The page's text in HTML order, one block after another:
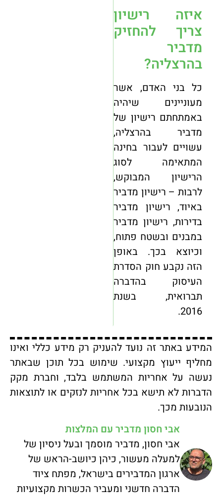
איזה רישיון
צריך להחזיק
מדביר
בהרצליה?
כל בני האדם, אשר
מעוניינים שיהיה
באמתחתם רישיון של
מדביר בהרצליה,
עשויים לעבור בחינה
המתאימה לסוג
הרישיון המבוקש,
לרבות – רישיון מדביר
באיוד, רישיון מדביר
בדירות, רישיון מדביר
במבנים ובשטח פתוח,
וכיוצא בכך. באופן
הזה נקבע חוק הסדרת
העיסוק בהדברה
תברואית, בשנת
2016.
המידע באתר זה נועד להעניק רק מידע כללי ואינו
מחליף ייעוץ מקצועי. שימוש בכל תוכן שבאתר
נעשה על אחריות המשתמש בלבד, וחברת מקק
הדברות לא תישא בכל אחריות לנזקים או לתוצאות
הנובעות מכך.
אבי חסון מדביר עם המלצות
אבי חסון, מדביר מוסמך ובעל ניסיון של
למעלה מעשור, כיהן כיושב-הראש של
ארגון המדבירים בישראל, מפתח ציוד
הדברה חדשני ומעביר הכשרות מקצועיות